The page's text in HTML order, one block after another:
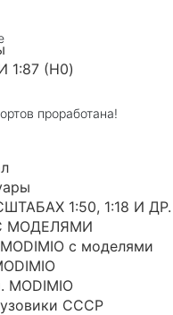
(H0)
1:50, 1:18 И ДР.
МОДЕЛЯМИ
с моделями
СССР
проработана!